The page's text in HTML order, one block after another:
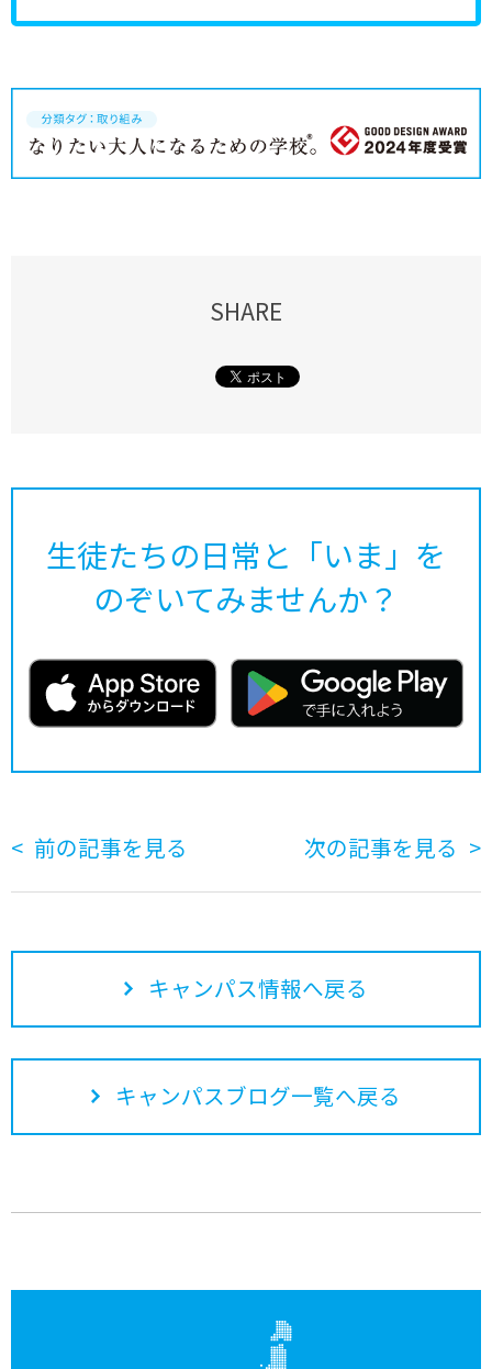
SHARE
生徒たちの日常と「いま」を
のぞいてみませんか？
前の記事を見る 次の記事を見る
キャンパス情報へ戻る
キャンパスブログ一覧へ戻る